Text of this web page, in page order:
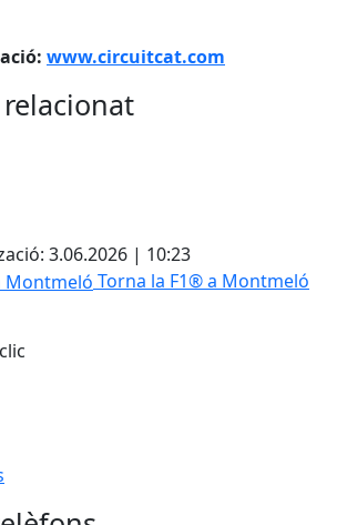
www.circuitcat.com
3.06.2026 | 10:23
Torna la F1® a Montmeló